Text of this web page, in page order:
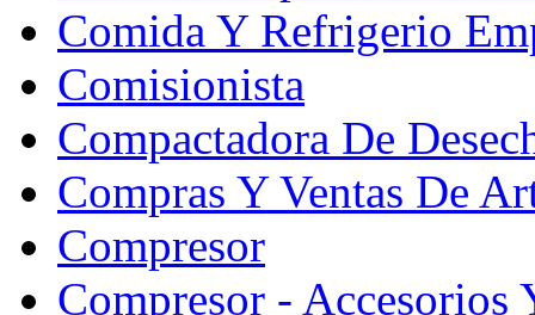
Comida Y Refrigerio
Comisionista
Compactadora De
Compras Y Ventas De
Compresor
Compresor - Accesorios